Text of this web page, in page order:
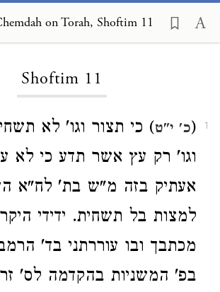
on Torah, Shoftim 11
Shoftim 11
1
(כ' י"ט) כי תצור וגו' לא
וגו' רק עץ אשר תדע כי לא
אעתיק בזה מ"ש בת' לח"א
למצות בל תשחית. ידידי
מכתבך ובו עוררתני בד'
בפ' המשניות בהקדמה לס'